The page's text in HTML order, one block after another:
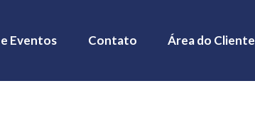
Eventos Contato Área do Cliente